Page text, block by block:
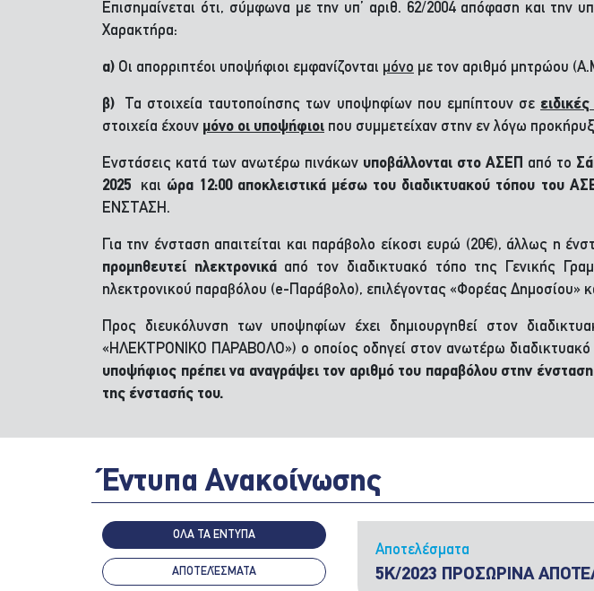
Επισημαίνεται ότι, σύμφωνα με την υπ’ αριθ. 62/2004 απόφαση και
Χαρακτήρα:
α) Οι απορριπτέοι υποψήφιοι εμφανίζονται μόνο με τον αριθμό μητρώου
β) Τα στοιχεία ταυτοποίησης των υποψηφίων που εμπίπτουν σε
στοιχεία έχουν μόνο οι υποψήφιοι που συμμετείχαν στην εν λόγω
Ενστάσεις κατά των ανωτέρω πινάκων υποβάλλονται στο ΑΣΕΠ από το
2025 και ώρα 12:00 αποκλειστικά μέσω του διαδικτυακού τόπου του
ΕΝΣΤΑΣΗ.
Για την ένσταση απαιτείται και παράβολο είκοσι ευρώ (20€), άλλως η
προμηθευτεί ηλεκτρονικάαπό τον διαδικτυακό τόπο της Γενικής
ηλεκτρονικού παραβόλου (e-Παράβολο), επιλέγοντας «Φορέας
Προς διευκόλυνση των υποψηφίων έχει δημιουργηθεί στον
«ΗΛΕΚΤΡΟΝΙΚΟ ΠΑΡΑΒΟΛΟ») ο οποίος οδηγεί στον ανωτέρω
υποψήφιος πρέπει να αναγράψει τον αριθμό του παραβόλου στην
της ένστασής του.
Έντυπα Ανακοίνωσης
ΟΛΑ ΤΑ ΕΝΤΥΠΑ
ΑΠΟΤΕΛΈΣΜΑΤΑ
Αποτελέσματα
5Κ/2023 ΠΡΟΣΩΡΙΝΑ